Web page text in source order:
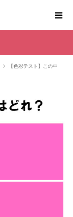
【色彩テスト】この中